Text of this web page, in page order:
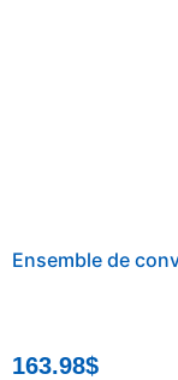
Ensemble de
163.98$